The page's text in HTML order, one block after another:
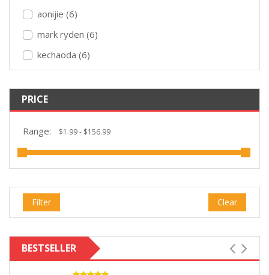
aonijie (6)
mark ryden (6)
kechaoda (6)
PRICE
Range:
Filter Clear
BESTSELLER